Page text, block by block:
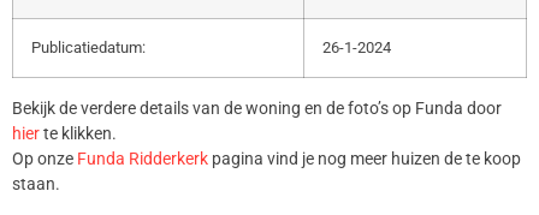
Publicatiedatum: 26-1-2024
Bekijk de verdere details van de woning en de foto’s op Funda door
hierte klikken.
Op onze Funda Ridderkerk pagina vind je nog meer huizen de te koop
staan.